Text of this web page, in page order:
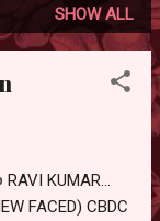
SHOW ALL
KUMAR...
FACED) CBDC